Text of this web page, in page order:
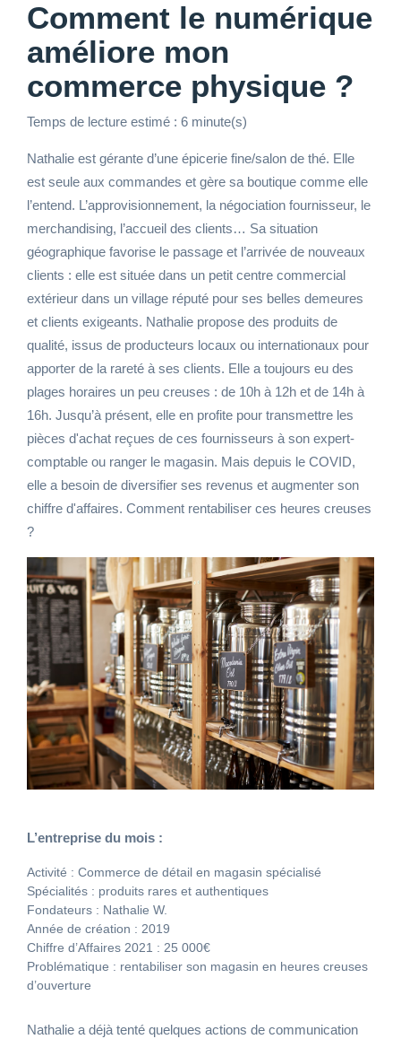
Comment le numérique
améliore mon
commerce physique ?
Temps de lecture estimé : 6 minute(s)
Nathalie est gérante d’une épicerie fine/salon de thé. Elle
est seule aux commandes et gère sa boutique comme elle
l’entend. L’approvisionnement, la négociation fournisseur, le
merchandising, l’accueil des clients… Sa situation
géographique favorise le passage et l’arrivée de nouveaux
clients : elle est située dans un petit centre commercial
extérieur dans un village réputé pour ses belles demeures
et clients exigeants. Nathalie propose des produits de
qualité, issus de producteurs locaux ou internationaux pour
apporter de la rareté à ses clients. Elle a toujours eu des
plages horaires un peu creuses : de 10h à 12h et de 14h à
16h. Jusqu’à présent, elle en profite pour transmettre les
pièces d'achat reçues de ces fournisseurs à son expert-
comptable ou ranger le magasin. Mais depuis le COVID,
elle a besoin de diversifier ses revenus et augmenter son
chiffre d'affaires. Comment rentabiliser ces heures creuses
?
L’entreprise du mois :
Activité : Commerce de détail en magasin spécialisé
Spécialités : produits rares et authentiques
Fondateurs : Nathalie W.
Année de création : 2019
Chiffre d’Affaires 2021 : 25 000€
Problématique : rentabiliser son magasin en heures creuses
d’ouverture
Nathalie a déjà tenté quelques actions de communication